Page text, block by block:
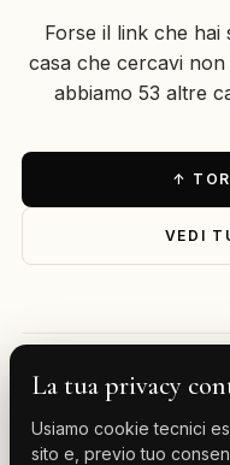
Forse il link che
casa che cercavi
abbiamo 53 altre
↑
VEDI
— ESPLORA
Milano Cervinia
La tua privacy
Usiamo cookie tecnici
sito e, previo tuo